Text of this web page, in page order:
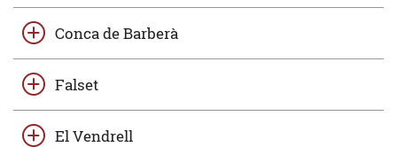
Conca de Barberà
Falset
El Vendrell